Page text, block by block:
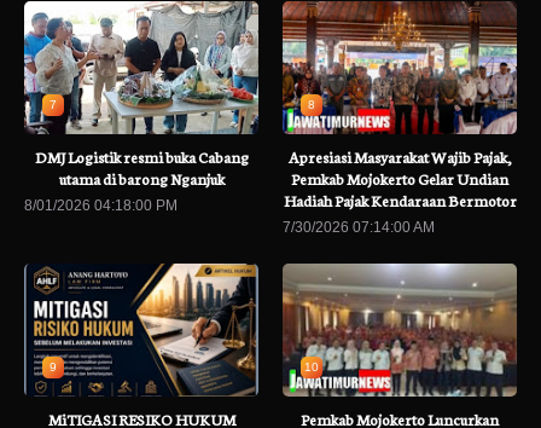
7
DMJ Logistik resmi buka Cabang
utama di barong Nganjuk
8/01/2026 04:18:00 PM
8
Apresiasi Masyarakat Wajib Pajak,
Pemkab Mojokerto Gelar Undian
Hadiah Pajak Kendaraan Bermotor
7/30/2026 07:14:00 AM
9
MiTIGASI RESIKO HUKUM
10
Pemkab Mojokerto Luncurkan